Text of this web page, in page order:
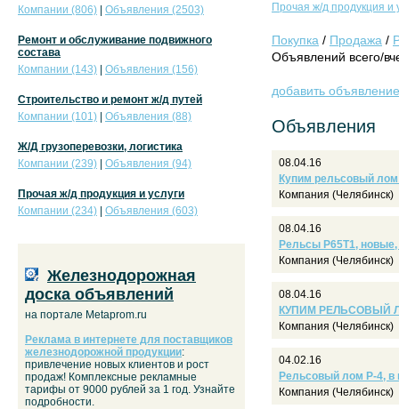
Прочая ж/д продукция и
Покупка / Продажа /
Объявлений всего/
добавить объявление
Объявления
08.04.16
Купим рельсовый лом
Компания (Челябинск)
08.04.16
Рельсы Р65Т1, новые,
Компания (Челябинск)
08.04.16
КУПИМ РЕЛЬСОВЫЙ
Компания (Челябинск)
04.02.16
Рельсовый лом Р-4,
Компания (Челябинск)
Компании (806)
Объявления (2503)
Ремонт и обслуживание подвижного
состава
Компании (143)
Объявления (156)
Строительство и ремонт ж/д путей
Компании (101)
Объявления (88)
Ж/Д грузоперевозки, логистика
Компании (239)
Объявления (94)
Прочая ж/д продукция и услуги
Компании (234)
Объявления (603)
Железнодорожная
доска объявлений
на портале Metaprom.ru
Реклама в интернете для поставщиков
железнодорожной продукции:
привлечение новых клиентов и рост
продаж! Комплексные рекламные
тарифы от 9000 рублей за 1 год. Узнайте
подробности.